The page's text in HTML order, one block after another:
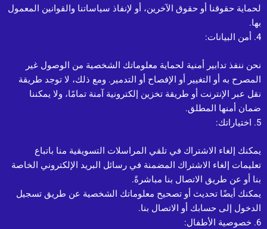
لحماية حقوقنا أو حقوق الآخرين، أو لإنفاذ سياساتنا والقوانين المعمول
بها.
4. أمن البيانات:
نحن ننفذ تدابير أمنية لحماية معلوماتك الشخصية من الوصول غير
المصرح به أو التغيير أو الإفصاح أو التدمير. ومع ذلك، لا توجد طريقة
نقل عبر الإنترنت أو طريقة تخزين إلكترونية آمنة تمامًا، ولا يمكننا
ضمان أمنها المطلق.
5. اختياراتك:
يمكنك إلغاء الاشتراك في تلقي المراسلات التسويقية منا باتباع
تعليمات إلغاء الاشتراك المضمنة في رسائل البريد الإلكتروني الخاصة
بنا أو عن طريق الاتصال بنا مباشرةً.
يمكنك أيضًا تحديث أو تصحيح معلوماتك الشخصية عن طريق تسجيل
الدخول إلى حسابك أو الاتصال بنا.
6. خصوصية الأطفال: